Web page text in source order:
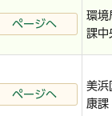
ページへ
環境
課中
ページへ
美浜
康課